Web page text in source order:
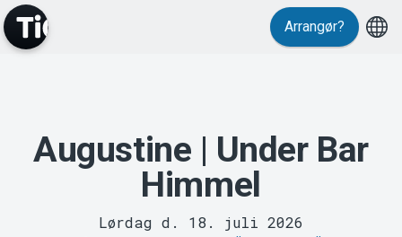
Arrangør?
Augustine | Under Bar
Himmel
Lørdag d. 18. juli 2026